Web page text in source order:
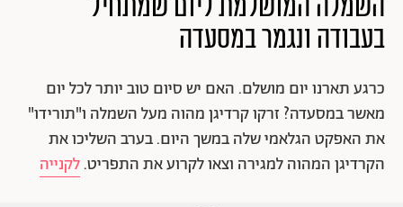
השמלה המושלמת ליום שמתחיל
בעבודה ונגמר במסעדה
כרגע תארנו יום מושלם. האם יש סיום טוב יותר לכל יום
מאשר במסעדה? זרקו קרדיגן מהוה מעל השמלה ו"תורידו"
את האפקט הגלאמי שלה במשך היום. בערב השליכו את
הקרדיגן המהוה למגירה וצאו לקרוע את התפריט.לקנייה